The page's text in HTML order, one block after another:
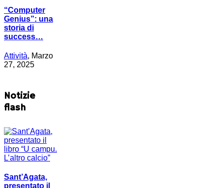
“Computer
Genius”: una
storia di
success…
Attività, Marzo
27, 2025
Notizie
flash
Sant’Agata,
presentato il